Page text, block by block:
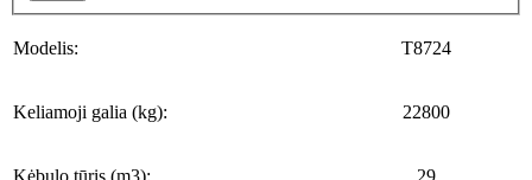
Modelis: T8724
Keliamoji galia (kg): 22800